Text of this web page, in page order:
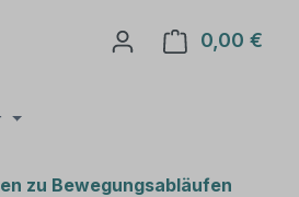
0,00 €
zu Bewegungsabläufen